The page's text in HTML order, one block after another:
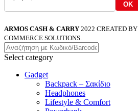
OK
ARMOS CASH & CARRY 2022 CREATED BY
COMMERCE SOLUTIONS.
Select category
Gadget
Backpack – Σακίδιο
Headphones
Lifestyle & Comfort